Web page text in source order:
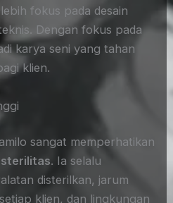
fokus pada desain
Dengan fokus pada
karya seni yang tahan
klien.
sangat memperhatikan
. Ia selalu
disterilkan, jarum
klien, dan lingkungan